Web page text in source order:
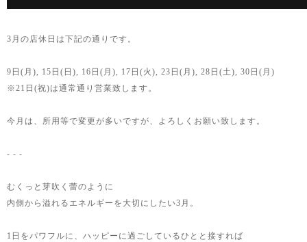
3月の店休日は下記の通りです。
9日(月), 15日(日), 16日(月), 17日(火), 23日(月), 28日(土), 30日(月)
※21日(祝)は通常通り営業致します。
今月は、所用等で変更が多いですが、よろしくお願い致します。
- - -
むくっと芽吹く蕾のように
内側から溢れるエネルギーを大切にしたい3月。
1日をパワフルに、ハッピーに過ごしているひとと接すれば